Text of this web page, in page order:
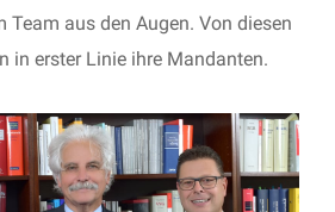
aus den Augen. Von diesen
in erster Linie ihre Mandanten.